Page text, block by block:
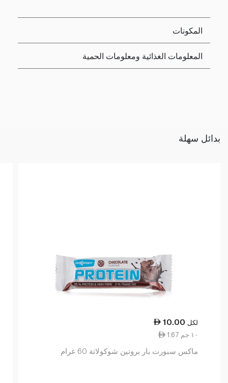
المكونات
المعلومات الغذائية ومعلومات الحمية
بدائل سهلة
10.00 لكل
1.67 ١٠ جم
ماكس سبورت بار بروتين شوكولاتة 60 غرام